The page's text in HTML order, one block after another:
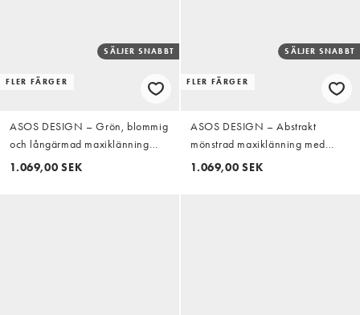
FLER FÄRGER
SÄLJER SNABBT
ASOS DESIGN – Grön, blommig
och långärmad maxiklänning
med hög krage, klockad kjol,
1.069,00 SEK
FLER FÄRGER
SÄLJER SNABBT
ASOS DESIGN – Abstrakt
mönstrad maxiklänning med
långa ärmar och midja
1.069,00 SEK